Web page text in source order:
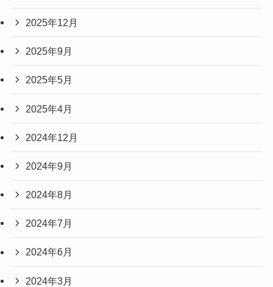
2025年12月
2025年9月
2025年5月
2025年4月
2024年12月
2024年9月
2024年8月
2024年7月
2024年6月
2024年3月